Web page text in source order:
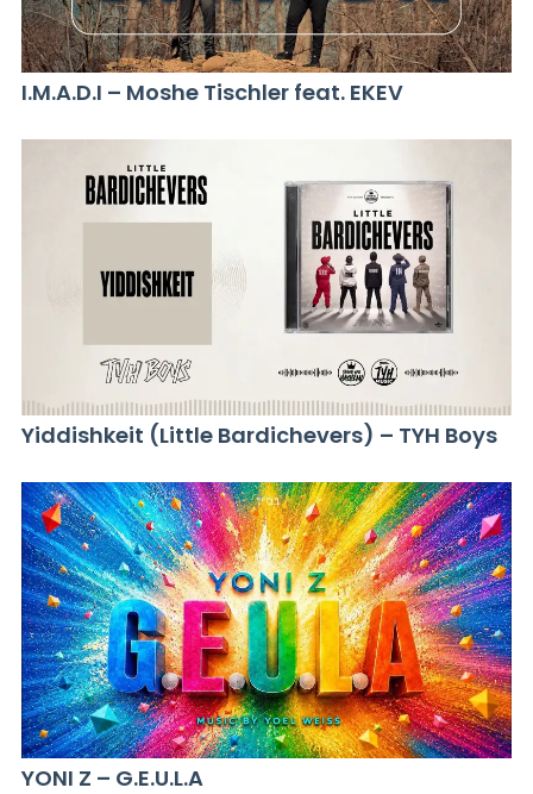
I.M.A.D.I – Moshe Tischler feat. EKEV
Yiddishkeit (Little Bardichevers) – TYH Boys
YONI Z – G.E.U.L.A